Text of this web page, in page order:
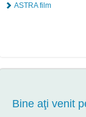
ASTRA film
Bine aţi venit